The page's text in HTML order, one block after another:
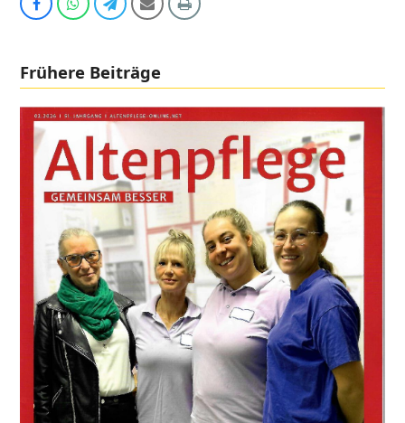
Auf
teilen
Share
Whatsapp
Share
Telegram
SharePrint
Frühere Beiträge